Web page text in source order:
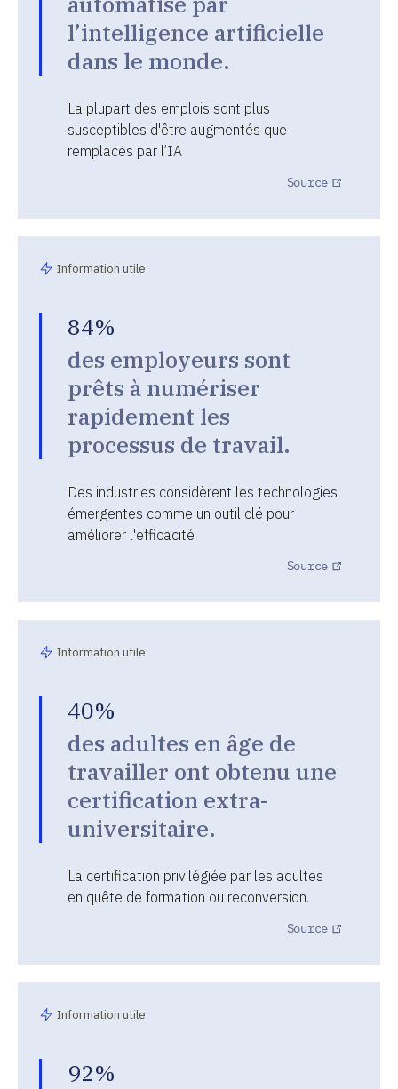
l’intelligence artificielle
dans le monde.
La plupart des emplois sont plus
susceptibles d'être augmentés que
remplacés par l’IA
Source
Information utile
84%
des employeurs sont
prêts à numériser
rapidement les
processus de travail.
Des industries considèrent les technologies
émergentes comme un outil clé pour
améliorer l'efficacité
Source
Information utile
40%
des adultes en âge de
travailler ont obtenu une
certification extra-
universitaire.
La certification privilégiée par les adultes
en quête de formation ou reconversion.
Source
Information utile
92%